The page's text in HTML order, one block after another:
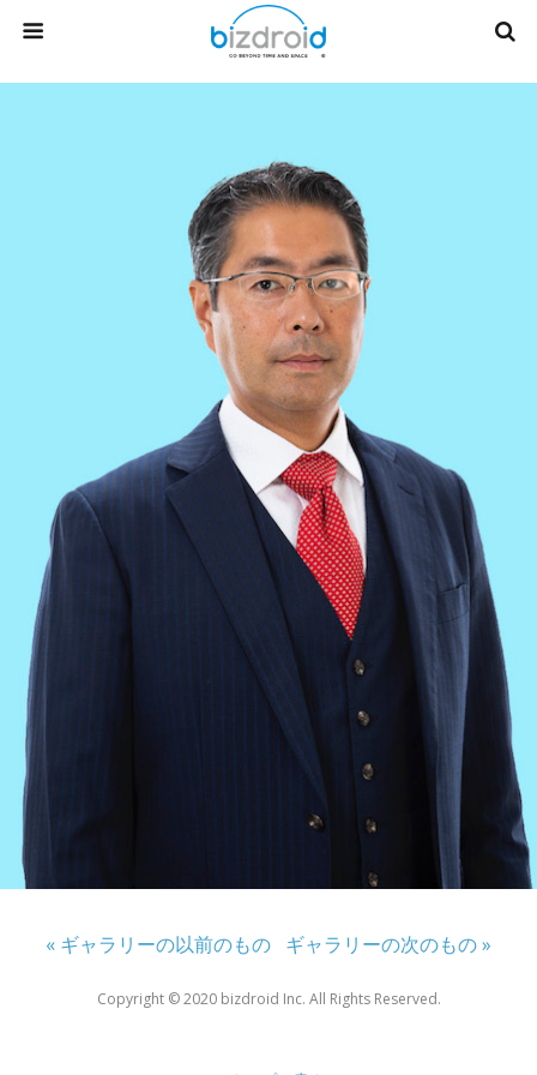
« ギャラリーの以前のもの ギャラリーの次のもの »
Copyright ©︎ 2020 bizdroid Inc. All Rights Reserved.